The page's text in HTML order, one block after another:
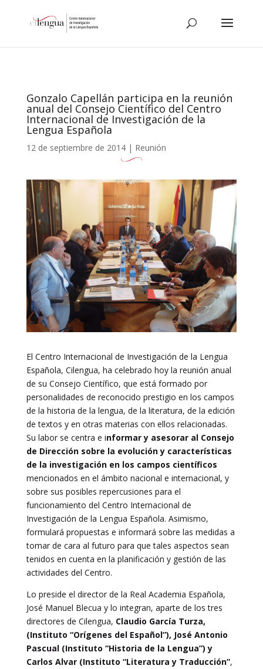
Gonzalo Capellán participa en la reunión
anual del Consejo Científico del Centro
Internacional de Investigación de la
Lengua Española
12 de septiembre de 2014| Reunión
El Centro Internacional de Investigación de la Lengua
Española, Cilengua, ha celebrado hoy la reunión anual
de su Consejo Científico, que está formado por
personalidades de reconocido prestigio en los campos
de la historia de la lengua, de la literatura, de la edición
de textos y en otras materias con ellos relacionadas.
Su labor se centra e informar y asesorar al Consejo
de Dirección sobre la evolución y características
de la investigación en los campos científicos
mencionados en el ámbito nacional e internacional, y
sobre sus posibles repercusiones para el
funcionamiento del Centro Internacional de
Investigación de la Lengua Española. Asimismo,
formulará propuestas e informará sobre las medidas a
tomar de cara al futuro para que tales aspectos sean
tenidos en cuenta en la planificación y gestión de las
actividades del Centro.
Lo preside el director de la Real Academia Española,
José Manuel Blecua y lo integran, aparte de los tres
directores de Cilengua, Claudio García Turza,
(Instituto “Orígenes del Español”), José Antonio
Pascual (Instituto “Historia de la Lengua”) y
Carlos Alvar (Instituto “Literatura y Traducción”,